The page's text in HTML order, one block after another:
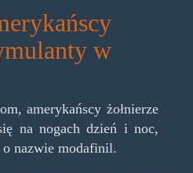
w
amerykańscy żołnierze
na nogach dzień i noc,
nazwie modafinil.